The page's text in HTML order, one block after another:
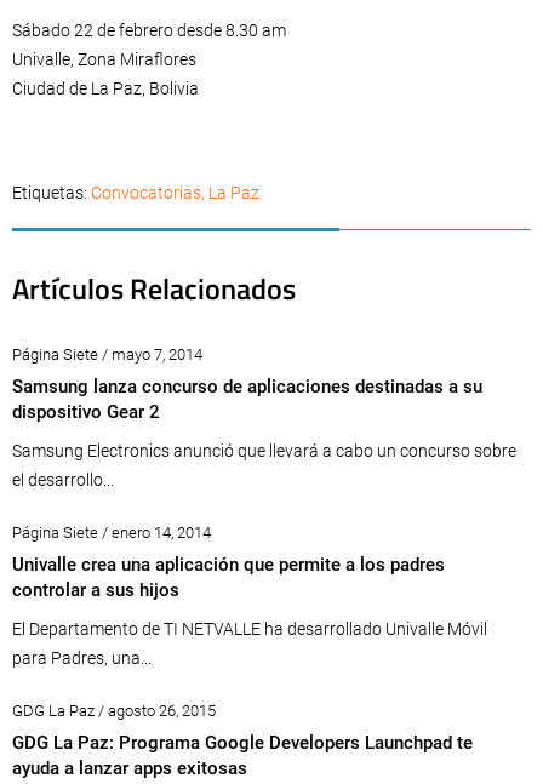
Sábado 22 de febrero desde 8.30 am
Univalle, Zona Miraflores
Ciudad de La Paz, Bolivia
Etiquetas: Convocatorias, La Paz
Artículos Relacionados
Página Siete / mayo 7, 2014
Samsung lanza concurso de aplicaciones destinadas a su
dispositivo Gear 2
Samsung Electronics anunció que llevará a cabo un concurso sobre
el desarrollo...
Página Siete / enero 14, 2014
Univalle crea una aplicación que permite a los padres
controlar a sus hijos
El Departamento de TI NETVALLE ha desarrollado Univalle Móvil
para Padres, una...
GDG La Paz / agosto 26, 2015
GDG La Paz: Programa Google Developers Launchpad te
ayuda a lanzar apps exitosas